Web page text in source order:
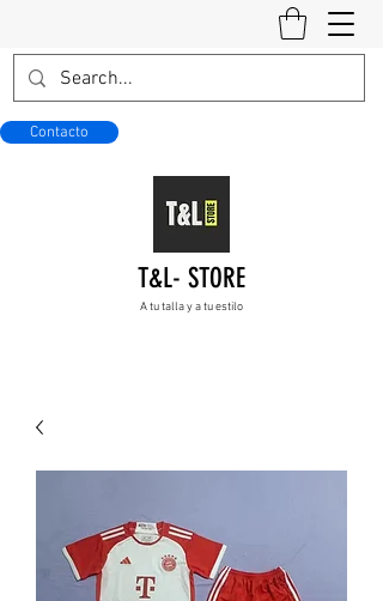
Contacto
T&L- STORE
A tu talla y a tu estilo